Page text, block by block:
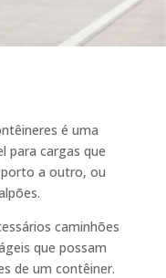
é uma
para cargas que
porto a outro, ou
caminhões
que possam
de um contêiner.